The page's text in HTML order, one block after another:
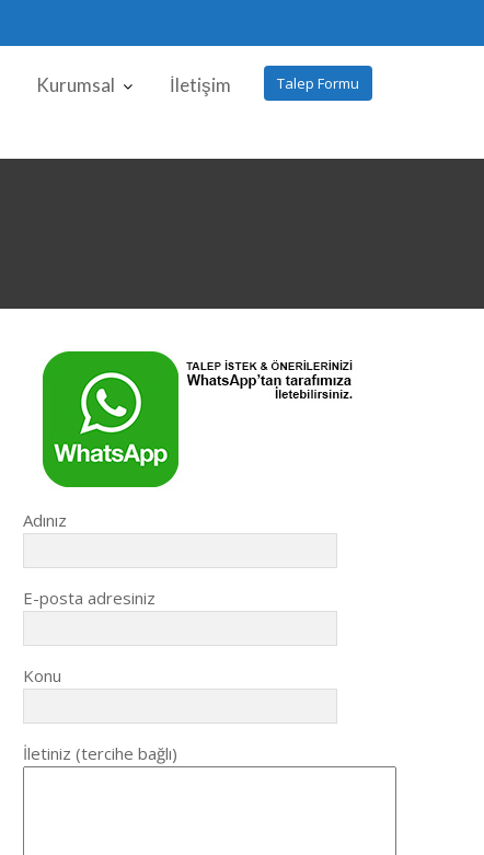
Talep Formu
Kurumsal İletişim
Adınız
E-posta adresiniz
Konu
İletiniz (tercihe bağlı)